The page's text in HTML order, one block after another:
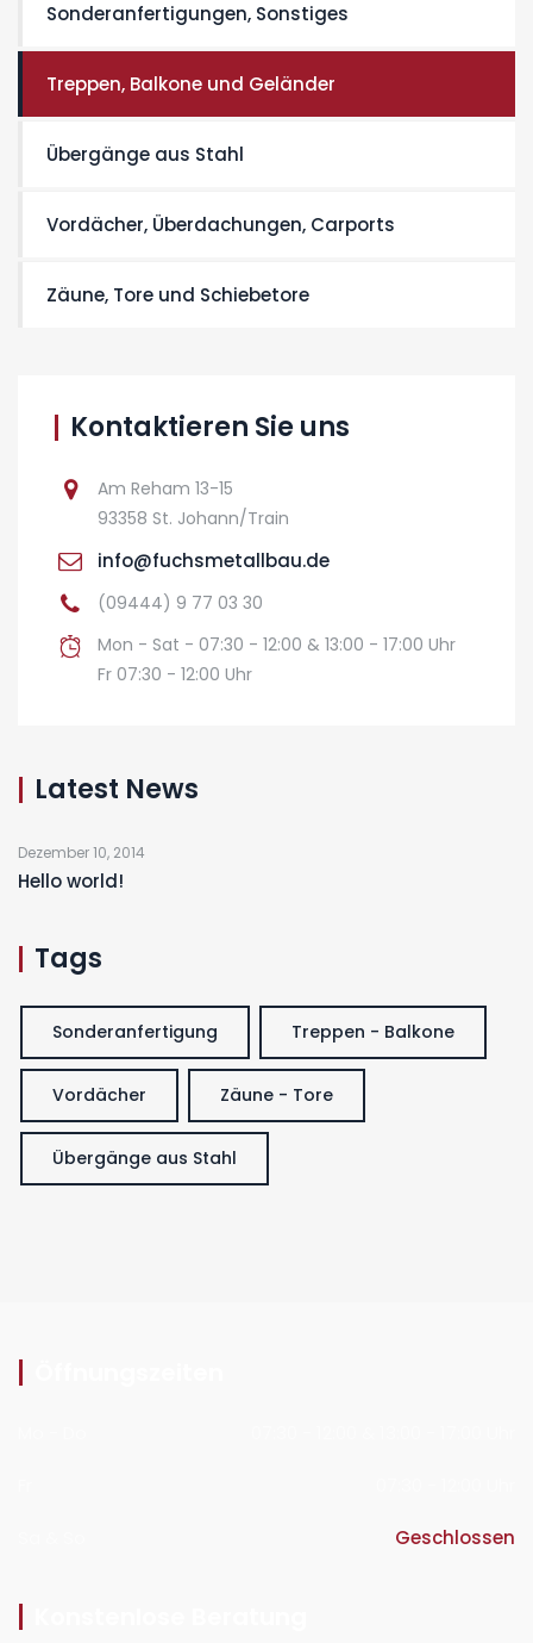
Sonderanfertigungen, Sonstiges
Treppen, Balkone und Geländer
Übergänge aus Stahl
Vordächer, Überdachungen, Carports
Zäune, Tore und Schiebetore
Kontaktieren Sie uns
Am Reham 13-15
93358 St. Johann/Train
info@fuchsmetallbau.de
(09444) 9 77 03 30
Mon - Sat - 07:30 - 12:00 & 13:00 - 17:00 Uhr
Fr 07:30 - 12:00 Uhr
Latest News
Dezember 10, 2014
Hello world!
Tags
Sonderanfertigung Treppen - Balkone
Vordächer Zäune - Tore
Übergänge aus Stahl
Geschlossen